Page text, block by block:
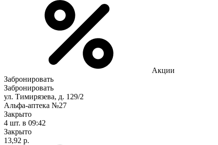
Акции
Забронировать
Забронировать
ул. Тимирязева, д. 129/2
Альфа-аптека №27
Закрыто
4 шт. в 09:42
Закрыто
13,92 р.